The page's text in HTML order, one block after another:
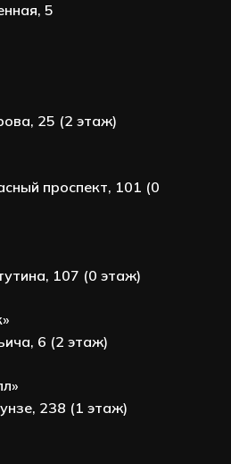
5
25 (2 этаж)
проспект, 101 (0
107 (0 этаж)
6 (2 этаж)
238 (1 этаж)